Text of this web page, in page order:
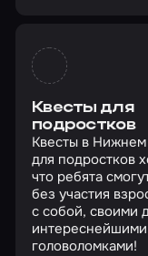
Квесты для
подростков
Квесты в
для подростков
что ребята
без участия
с собой, своими
интереснейшими
головоломками!